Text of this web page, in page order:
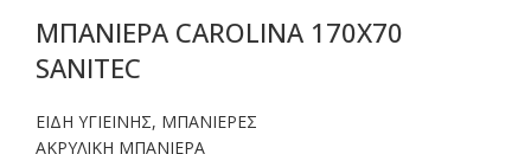
ΜΠΑΝΙΕΡΑ CAROLINA 170X70
SANITEC
ΕΙΔΗ ΥΓΙΕΙΝΗΣ, ΜΠΑΝΙΕΡΕΣ
ΑΚΡΥΛΙΚΗ ΜΠΑΝΙΕΡΑ